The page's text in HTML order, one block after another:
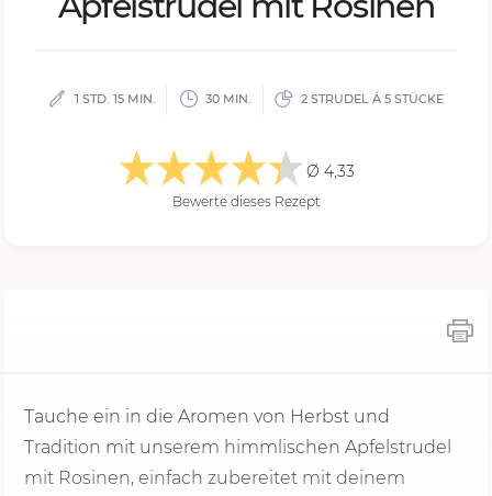
1 STD. 15 MIN. 30 MIN. 2 STRUDEL Á 5 STÜCKE
Ø 4,33
Bewerte dieses Rezept
Tauche ein in die Aromen von Herbst und
Tradition mit unserem himmlischen Apfelstrudel
mit Rosinen, einfach zubereitet mit deinem